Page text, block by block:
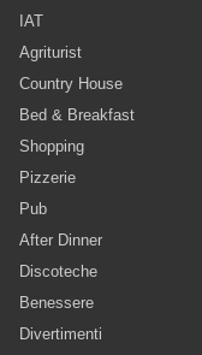
IAT
Agriturist
Country House
Bed & Breakfast
Shopping
Pizzerie
Pub
After Dinner
Discoteche
Benessere
Divertimenti